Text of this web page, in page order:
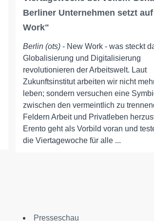
Berliner Unternehmen setzt
Work"
Berlin (ots) - New Work - was steckt
Globalisierung und Digitalisierung
revolutionieren der Arbeitswelt. Laut
Zukunftsinstitut arbeiten wir nicht
leben; sondern versuchen eine
zwischen den vermeintlich zu
Feldern Arbeit und Privatleben
Erento geht als Vorbild voran und
die Viertagewoche für alle ...
Presseschau